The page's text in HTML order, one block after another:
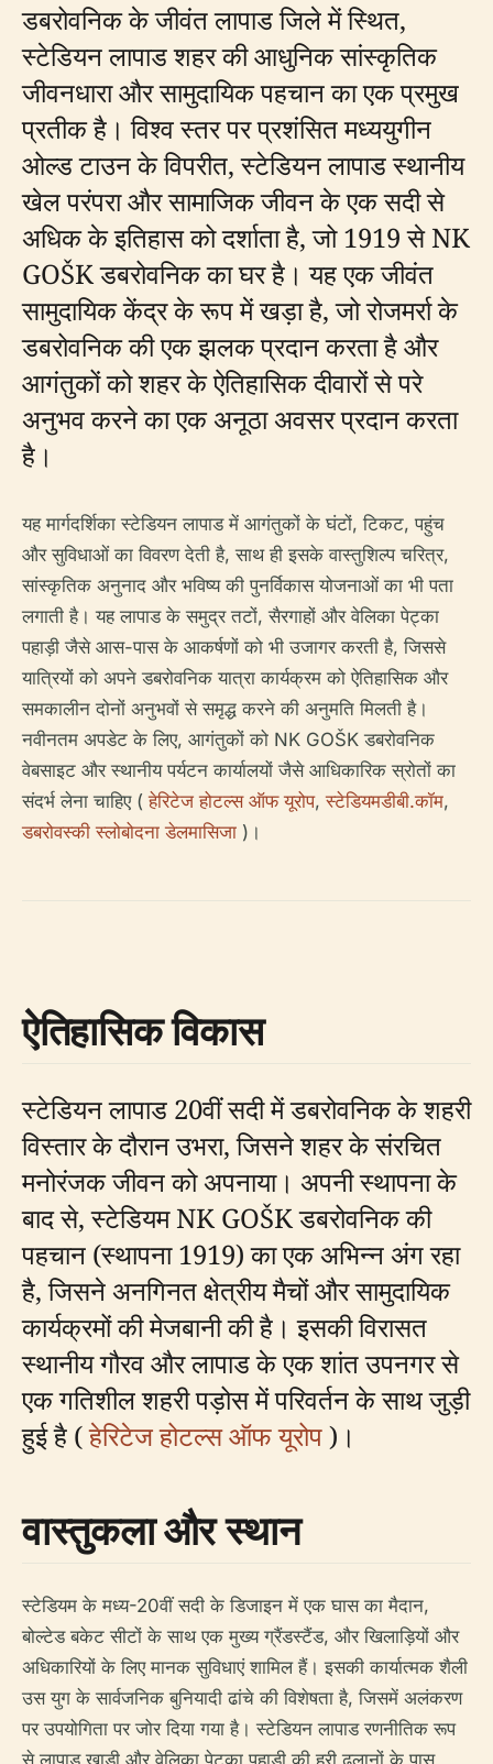
डबरोवनिक के जीवंत लापाड जिले में स्थित,
स्टेडियन लापाड शहर की आधुनिक सांस्कृतिक
जीवनधारा और सामुदायिक पहचान का एक प्रमुख
प्रतीक है। विश्व स्तर पर प्रशंसित मध्ययुगीन
ओल्ड टाउन के विपरीत, स्टेडियन लापाड स्थानीय
खेल परंपरा और सामाजिक जीवन के एक सदी से
अधिक के इतिहास को दर्शाता है, जो 1919 से NK
GOŠK डबरोवनिक का घर है। यह एक जीवंत
सामुदायिक केंद्र के रूप में खड़ा है, जो रोजमर्रा के
डबरोवनिक की एक झलक प्रदान करता है और
आगंतुकों को शहर के ऐतिहासिक दीवारों से परे
अनुभव करने का एक अनूठा अवसर प्रदान करता
है।
यह मार्गदर्शिका स्टेडियन लापाड में आगंतुकों के घंटों, टिकट, पहुंच
और सुविधाओं का विवरण देती है, साथ ही इसके वास्तुशिल्प चरित्र,
सांस्कृतिक अनुनाद और भविष्य की पुनर्विकास योजनाओं का भी पता
लगाती है। यह लापाड के समुद्र तटों, सैरगाहों और वेलिका पेट्का
पहाड़ी जैसे आस-पास के आकर्षणों को भी उजागर करती है, जिससे
यात्रियों को अपने डबरोवनिक यात्रा कार्यक्रम को ऐतिहासिक और
समकालीन दोनों अनुभवों से समृद्ध करने की अनुमति मिलती है।
नवीनतम अपडेट के लिए, आगंतुकों को NK GOŠK डबरोवनिक
वेबसाइट और स्थानीय पर्यटन कार्यालयों जैसे आधिकारिक स्रोतों का
संदर्भ लेना चाहिए (हेरिटेज होटल्स ऑफ यूरोप,स्टेडियमडीबी.कॉम,
डबरोवस्की स्लोबोदना डेलमासिजा )।
ऐतिहासिक विकास
स्टेडियन लापाड 20वीं सदी में डबरोवनिक के शहरी
विस्तार के दौरान उभरा, जिसने शहर के संरचित
मनोरंजक जीवन को अपनाया। अपनी स्थापना के
बाद से, स्टेडियम NK GOŠK डबरोवनिक की
पहचान (स्थापना 1919) का एक अभिन्न अंग रहा
है, जिसने अनगिनत क्षेत्रीय मैचों और सामुदायिक
कार्यक्रमों की मेजबानी की है। इसकी विरासत
स्थानीय गौरव और लापाड के एक शांत उपनगर से
एक गतिशील शहरी पड़ोस में परिवर्तन के साथ जुड़ी
हुई है (हेरिटेज होटल्स ऑफ यूरोप)।
वास्तुकला और स्थान
स्टेडियम के मध्य-20वीं सदी के डिजाइन में एक घास का मैदान,
बोल्टेड बकेट सीटों के साथ एक मुख्य ग्रैंडस्टैंड, और खिलाड़ियों और
अधिकारियों के लिए मानक सुविधाएं शामिल हैं। इसकी कार्यात्मक शैली
उस युग के सार्वजनिक बुनियादी ढांचे की विशेषता है, जिसमें अलंकरण
पर उपयोगिता पर जोर दिया गया है। स्टेडियन लापाड रणनीतिक रूप
से लापाड खाड़ी और वेलिका पेट्का पहाड़ी की हरी ढलानों के पास